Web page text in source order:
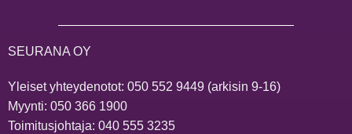
SEURANA OY
Yleiset yhteydenotot: 050 552 9449(arkisin 9-16)
Myynti: 050 366 1900
Toimitusjohtaja: 040 555 3235